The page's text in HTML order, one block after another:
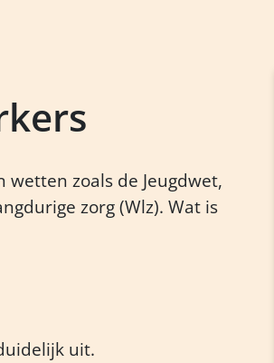
zoals de Jeugdwet,
zorg (Wlz). Wat is
uit.